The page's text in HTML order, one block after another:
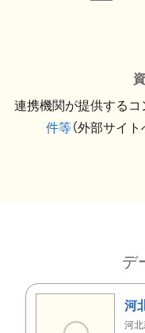
連携機関が提供するコ
件等（外部サイ
デ
河
河